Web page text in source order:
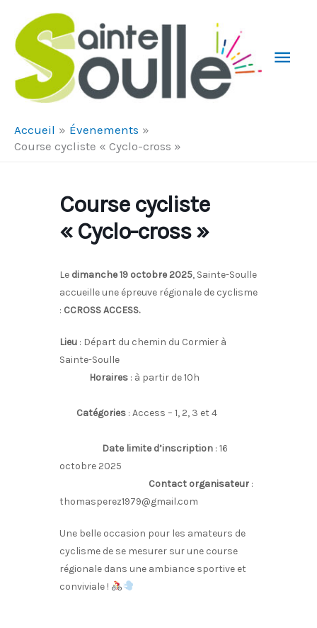
Accueil
Évenements
Course cycliste « Cyclo-cross »
Course cycliste
« Cyclo-cross »
Le dimanche 19 octobre 2025, Sainte-Soulle
accueille une épreuve régionale de cyclisme
: CCROSS ACCESS.
Lieu : Départ du chemin du Cormier à
Sainte-Soulle
Horaires : à partir de 10h
Catégories : Access – 1, 2, 3 et 4
Date limite d’inscription : 16
octobre 2025
Contact organisateur :
thomasperez1979@gmail.com
Une belle occasion pour les amateurs de
cyclisme de se mesurer sur une course
régionale dans une ambiance sportive et
conviviale !